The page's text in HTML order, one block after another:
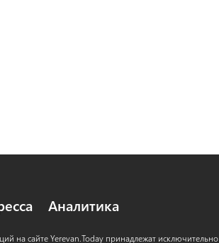
Аналитика
на сайте Yerevan.Today принадлежат исключительно